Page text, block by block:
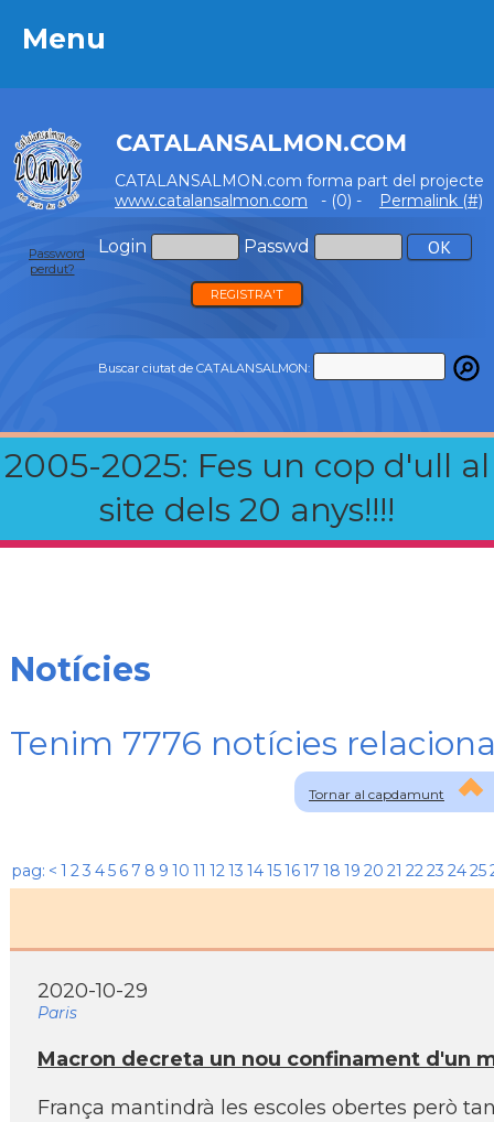
Menu
CATALANSALMON.COM
CATALANSALMON.com forma part del projecte
www.catalansalmon.com - (0) - Permalink (#)
Login Passwd
Password
perdut?
REGISTRA'T
Buscar ciutat de CATALANSALMON:
2005-2025: Fes un cop d'ull al
site dels 20 anys!!!!
Menu
Tornar al capdamunt
Notícies
Tenim 7776 notícies
pag: < 1 23 45 6 7 8 9 10 11 1213 14151617 18 19 20 21 2223 2425
2020-10-29
Paris
Macron decreta un nou confinament d'un
França mantindrà les escoles obertes però